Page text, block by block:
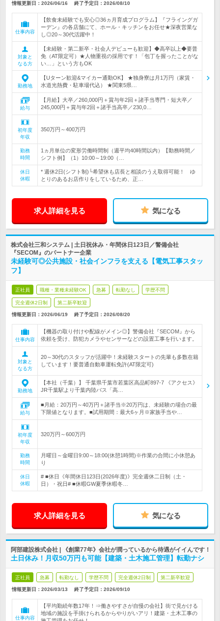
情報更新日：2026/06/16 終了予定日： 2026/08/10
仕事内容
【飲食未経験でも安心◎36ヵ月育成プログラム】『フライングガ
ーデン』の各店舗にて、ホール・キッチンをお任せ★深夜営業な
し◎20～30代活躍中！
対象と
なる方
【未経験・第二新卒・社会人デビューも歓迎】◆高卒以上◆要普
免（AT限定可）★人物重視の採用です！「包丁を握ったことがな
い…」という方もOK
勤務地
【Uターン歓迎&マイカー通勤OK】 ★独身寮は月1万円（家賃・
水道光熱費・駐車場代込） ★関東5県…
給与
【月給】大卒／260,000円＋賞与年2回＋諸手当専門・短大卒／
245,000円＋賞与年2回＋諸手当高卒／230,0…
初年度
年収
350万円～400万円
勤務
時間
1ヵ月単位の変形労働時間制（週平均40時間以内）【勤務時間／
シフト例】（1）10:00～19:00（…
休日
休暇
* 週休2日(シフト制)└希望休も店長と相談のうえ取得可能！ ゆ
とりのあるお店作りをしているため、正…
求人詳細を見る 気になる
株式会社三和システム | 土日祝休み・年間休日123日／警備会社
『SECOM』のパートナー企業
未経験可◎公共施設・社会インフラを支える【電気工事スタッ
フ】
正社員 職種・業種未経験OK 急募 転勤なし 学歴不問
完全週休2日制 第二新卒歓迎
情報更新日：2026/06/19 終了予定日： 2026/08/20
仕事内容
【機器の取り付けや配線がメイン◎】警備会社『SECOM』から
依頼を受け、防犯カメラやセンサーなどの設置工事を行います。
対象と
なる方
20～30代のスタッフが活躍中！未経験スタートの先輩も多数在籍
しています！要普通自動車運転免許(AT限定可)
勤務地
【本社（千葉）】 千葉県千葉市若葉区高品町897-7 《アクセス》
JR千葉駅より千葉内陸バス「高…
給与
■月給：20万円～40万円＋諸手当※20万円は、未経験の場合の最
下限値となります。■試用期間：最大6ヶ月※家族手当や…
初年度
年収
320万円～600万円
勤務
時間
月曜日～金曜日9:00～18:00(休憩1時間)※作業の合間に小休憩あ
り
休日
休暇
# ■休日《年間休日123日(2026年度)》完全週休二日制（土・
日）・祝日# ■休暇GW夏季休暇冬…
求人詳細を見る 気になる
阿部建設株式会社 | 《創業77年》会社が潤っているから待遇がイイんです！
土日休み！月収50万円も可能【建築・土木施工管理】転勤ナシ
正社員 急募 転勤なし 学歴不問 完全週休2日制 第二新卒歓迎
情報更新日：2026/03/13 終了予定日： 2026/09/10
仕事内容
【平均勤続年数17年！⇒働きやすさが自慢の会社】街で見かける
地域の施設を手掛けられるからやりがいアリ！建築・土木工事の